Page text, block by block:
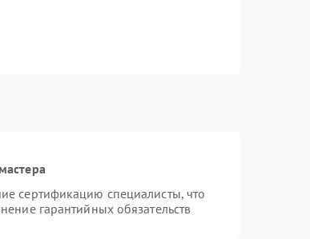
сертификацию специалисты, что
гарантийных обязательств